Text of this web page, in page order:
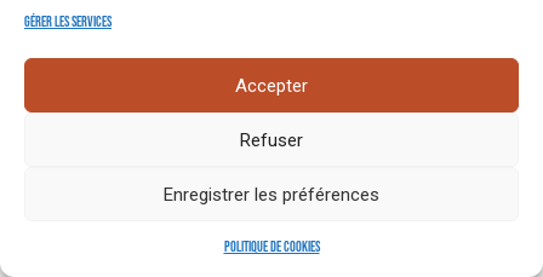
Gérer les services
Accepter
Refuser
Enregistrer les préférences
Politique de cookies